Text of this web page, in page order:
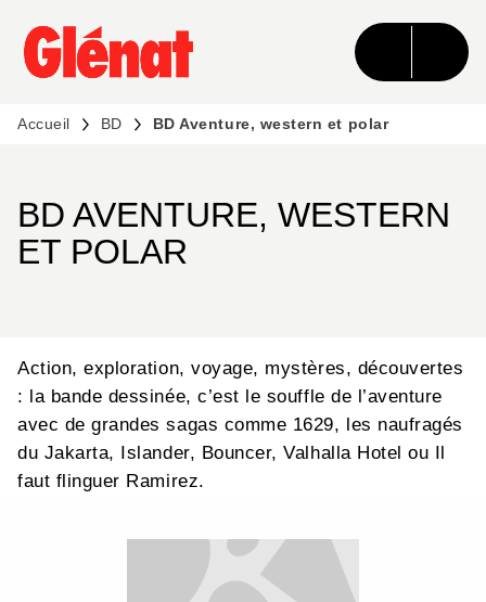
MENU RECHERCHE CONTENU
PIED DE PAGE
Accueil BD BD Aventure, western et polar
BD AVENTURE, WESTERN
ET POLAR
Action, exploration, voyage, mystères, découvertes
: la bande dessinée, c’est le souffle de l’aventure
avec de grandes sagas comme 1629, les naufragés
du Jakarta, Islander, Bouncer, Valhalla Hotel ou Il
faut flinguer Ramirez.